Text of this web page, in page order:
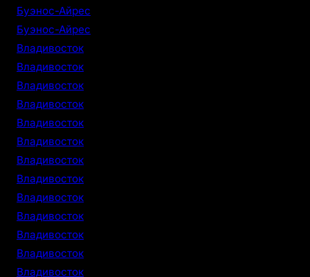
Буэнос-Айрес
Буэнос-Айрес
Владивосток
Владивосток
Владивосток
Владивосток
Владивосток
Владивосток
Владивосток
Владивосток
Владивосток
Владивосток
Владивосток
Владивосток
Владивосток